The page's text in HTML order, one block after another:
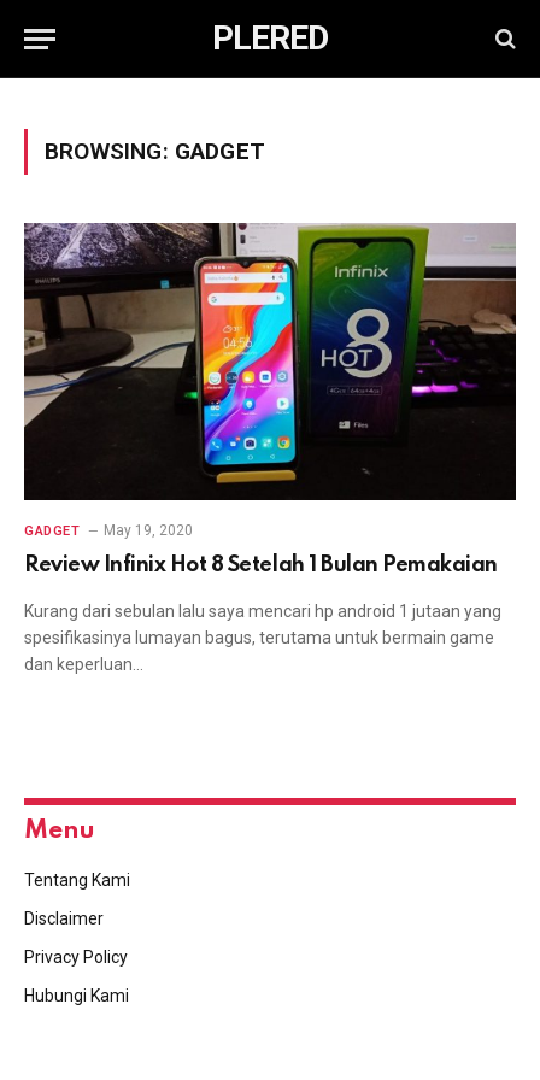
PLERED
BROWSING: GADGET
GADGET May 19, 2020
Review Infinix Hot 8 Setelah 1 Bulan Pemakaian
Kurang dari sebulan lalu saya mencari hp android 1 jutaan yang
spesifikasinya lumayan bagus, terutama untuk bermain game
dan keperluan…
Menu
Tentang Kami
Disclaimer
Privacy Policy
Hubungi Kami